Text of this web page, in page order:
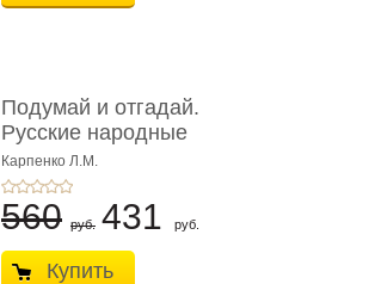
Подумай и отгадай.
Русские народные
загадки
Карпенко Л.М.
560 руб. 431 руб.
Купить